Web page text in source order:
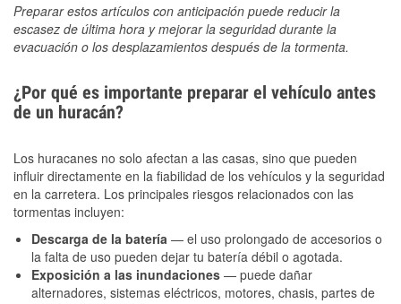
Preparar estos artículos con anticipación puede reducir la
escasez de última hora y mejorar la seguridad durante la
evacuación o los desplazamientos después de la tormenta.
¿Por qué es importante preparar el vehículo antes
de un huracán?
Los huracanes no solo afectan a las casas, sino que pueden
influir directamente en la fiabilidad de los vehículos y la seguridad
en la carretera. Los principales riesgos relacionados con las
tormentas incluyen:
Descarga de la batería — el uso prolongado de accesorios o
la falta de uso pueden dejar tu batería débil o agotada.
Exposición a las inundaciones — puede dañar
alternadores, sistemas eléctricos, motores, chasis, partes de